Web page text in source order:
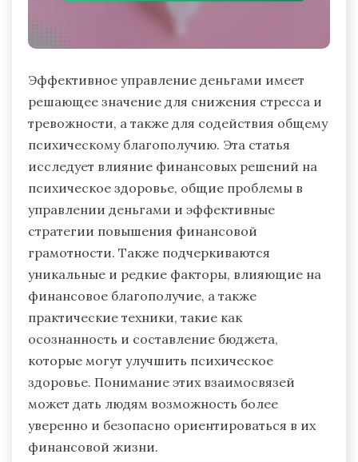
Эффективное управление деньгами имеет
решающее значение для снижения стресса и
тревожности, а также для содействия общему
психическому благополучию. Эта статья
исследует влияние финансовых решений на
психическое здоровье, общие проблемы в
управлении деньгами и эффективные
стратегии повышения финансовой
грамотности. Также подчеркиваются
уникальные и редкие факторы, влияющие на
финансовое благополучие, а также
практические техники, такие как
осознанность и составление бюджета,
которые могут улучшить психическое
здоровье. Понимание этих взаимосвязей
может дать людям возможность более
уверенно и безопасно ориентироваться в их
финансовой жизни.